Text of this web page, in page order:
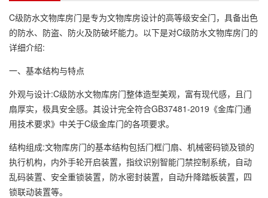
C级防水文物库房门是专为文物库房设计的高等级安全门，具备出色
的防水、防盗、防火及防破坏能力。以下是对C级防水文物库房门的
详细介绍:
一、基本结构与特点
外观与设计:C级防水文物库房门整体造型美观，富有现代感，且门
扇厚实，极具安全感。其设计完全符合GB37481-2019《金库门通
用技术要求》中关于C级金库门的各项要求。
结构组成:文物库房门的基本结构包括门框门扇、机械密码锁及锁的
执行机构，内外手轮开启装置，指纹识别智能门禁控制系统，自动
乱码装置、安全重锁装置，防水密封装置，自动升降踏板装置，四
锁联动装置等。